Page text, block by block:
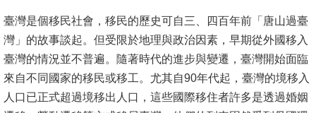
源
與
圖
書
館
臺灣是個移民社會，移民的歷史可自三、四百年前「唐山過臺
灣」的故事談起。但受限於地理與政治因素，早期從外國移入
臺灣的情況並不普遍。隨著時代的進步與變遷，臺灣開始面臨
來自不同國家的移民或移工。尤其自90年代起，臺灣的境移入
人口已正式超過境移出人口，這些國際移住者許多是透過婚姻